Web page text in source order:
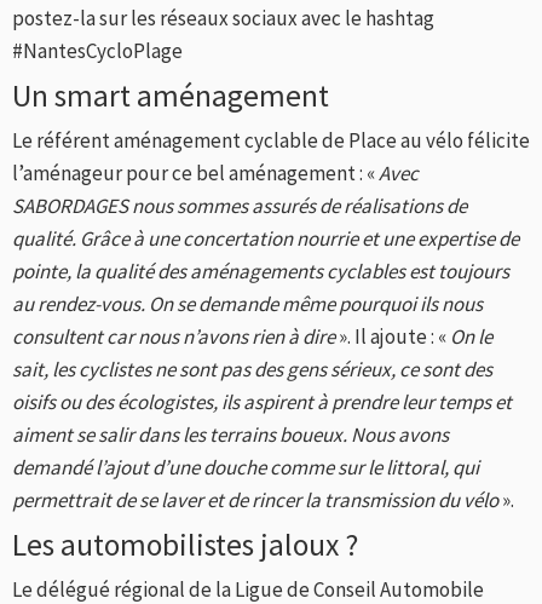
postez-la sur les réseaux sociaux avec le hashtag
#NantesCycloPlage
Un smart aménagement
Le référent aménagement cyclable de Place au vélo félicite
l’aménageur pour ce bel aménagement : «Avec
SABORDAGES nous sommes assurés de réalisations de
qualité. Grâce à une concertation nourrie et une expertise de
pointe, la qualité des aménagements cyclables est toujours
au rendez-vous. On se demande même pourquoi ils nous
consultent car nous n’avons rien à dire». Il ajoute : « On le
sait, les cyclistes ne sont pas des gens sérieux, ce sont des
oisifs ou des écologistes, ils aspirent à prendre leur temps et
aiment se salir dans les terrains boueux. Nous avons
demandé l’ajout d’une douche comme sur le littoral, qui
permettrait de se laver et de rincer la transmission du vélo».
Les automobilistes jaloux ?
Le délégué régional de la Ligue de Conseil Automobile